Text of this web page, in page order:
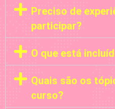
Preciso de
participar?
O que está
Quais são os
curso?